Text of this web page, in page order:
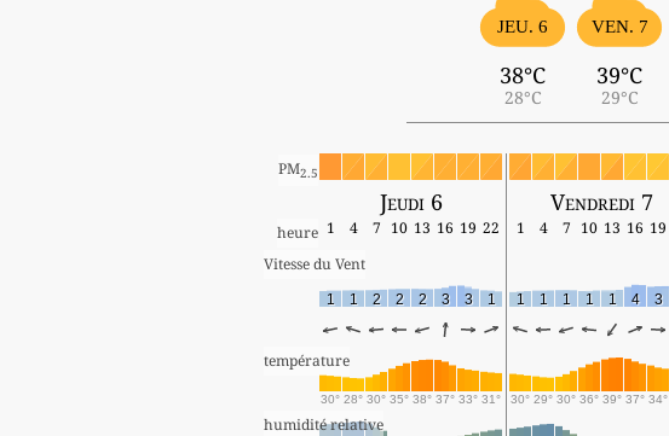
JEU. 6
38°C
28°C
VEN. 7
39°C
29°C
PM2.5
Jeudi 6 Vendredi 7
heure 1 4 7 10 13 16 19 22 1 4 7 10 13 16 19
Vitesse du Vent
1 1 2 2 2 3 3 1 1 1 1 1 1 4 3
température
30° 28° 30° 35° 38° 37° 33° 31° 30° 29° 30° 36° 39° 37° 34°
humidité relative